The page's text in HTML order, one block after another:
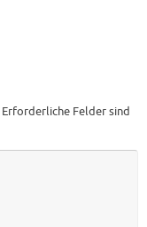
Erforderliche Felder sind